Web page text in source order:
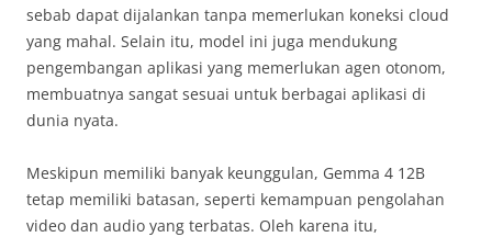
sebab dapat dijalankan tanpa memerlukan koneksi cloud
yang mahal. Selain itu, model ini juga mendukung
pengembangan aplikasi yang memerlukan agen otonom,
membuatnya sangat sesuai untuk berbagai aplikasi di
dunia nyata.
Meskipun memiliki banyak keunggulan, Gemma 4 12B
tetap memiliki batasan, seperti kemampuan pengolahan
video dan audio yang terbatas. Oleh karena itu,